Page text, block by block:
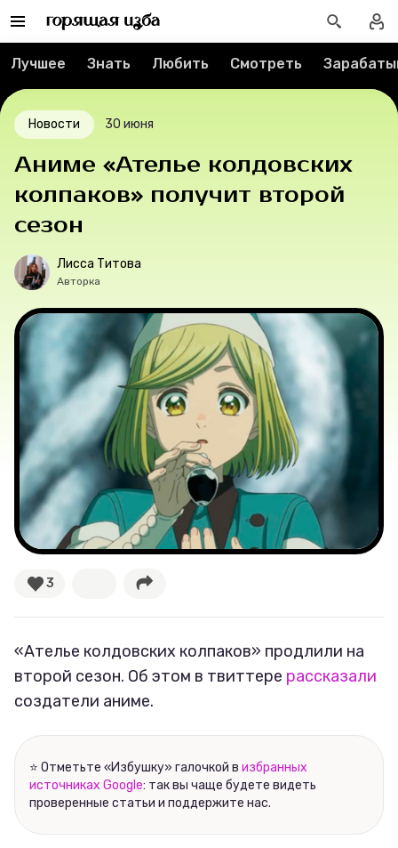
Реклама
Спецпроекты
Вакансии
Контакты
Мерч
Рубрики
Новости
Лучшее
Тесты
Тренды
Рецепты
Лучшее Знать Любить Смотреть
Новости 30 июня
Аниме «Ателье колдовских
колпаков» получит второй
сезон
Лисса Титова
Авторка
3
«Ателье колдовских колпаков» продлили на
второй сезон. Об этом в твиттере рассказали
создатели аниме.
⭐ Отметьте «Избушку» галочкой в избранных
источниках Google: так вы чаще будете видеть
проверенные статьи и поддержите нас.